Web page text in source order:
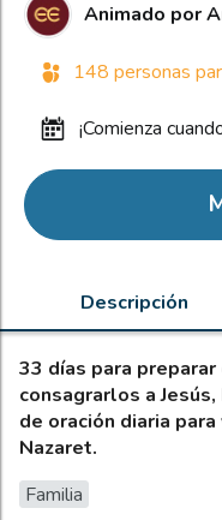
Animado por
148 personas
¡comienza
Descripción
33 días para
consagrarlos a
de oración diaria
Nazaret.
Familia